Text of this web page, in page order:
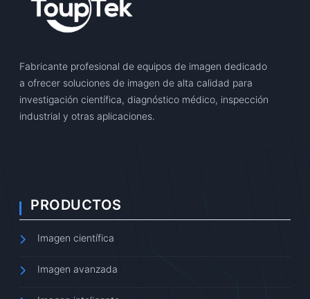
Fabricante profesional de equipos de imagen dedicado
a ofrecer soluciones de imagen de alta calidad para
investigación científica, diagnóstico médico, inspección
industrial y otras aplicaciones.
PRODUCTOS
Imagen científica
Imagen avanzada